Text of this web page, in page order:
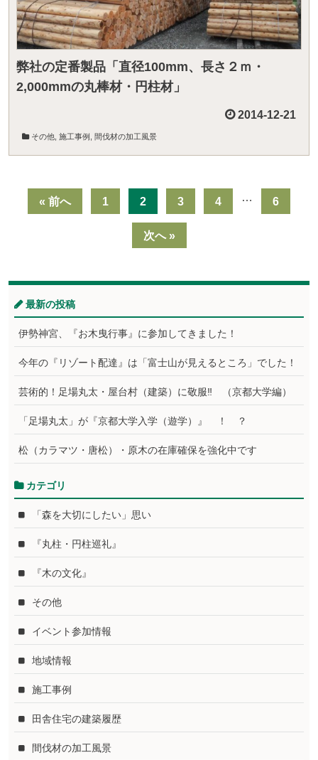
弊社の定番製品「直径100mm、長さ２ｍ・
2,000mmの丸棒材・円柱材」
2014-12-21
その他 施工事例 間伐材の加工風景
« 前へ 1 2 3 4 … 6
次へ »
最新の投稿
伊勢神宮、『お木曳行事』に参加してきました！
今年の『リゾート配達』は「富士山が見えるところ」でした！
芸術的！足場丸太・屋台村（建築）に敬服‼ （京都大学編）
「足場丸太」が『京都大学入学（遊学）』 ！ ？
松（カラマツ・唐松）・原木の在庫確保を強化中です
カテゴリ
「森を大切にしたい」思い
『丸柱・円柱巡礼』
『木の文化』
その他
イベント参加情報
地域情報
施工事例
田舎住宅の建築履歴
間伐材の加工風景